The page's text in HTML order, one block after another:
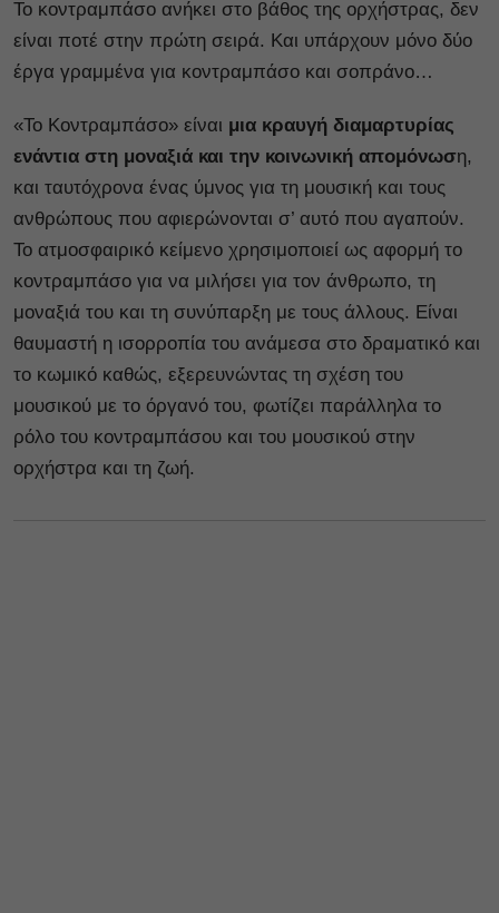
Το κοντραμπάσο ανήκει στο βάθος της ορχήστρας, δεν
είναι ποτέ στην πρώτη σειρά. Και υπάρχουν μόνο δύο
έργα γραμμένα για κοντραμπάσο και σοπράνο…
«Το Κοντραμπάσο» είναι μια κραυγή διαμαρτυρίας
ενάντια στη μοναξιά και την κοινωνική απομόνωση,
και ταυτόχρονα ένας ύμνος για τη μουσική και τους
ανθρώπους που αφιερώνονται σ’ αυτό που αγαπούν.
Το ατμοσφαιρικό κείμενο χρησιμοποιεί ως αφορμή το
κοντραμπάσο για να μιλήσει για τον άνθρωπο, τη
μοναξιά του και τη συνύπαρξη με τους άλλους. Είναι
θαυμαστή η ισορροπία του ανάμεσα στο δραματικό και
το κωμικό καθώς, εξερευνώντας τη σχέση του
μουσικού με το όργανό του, φωτίζει παράλληλα το
ρόλο του κοντραμπάσου και του μουσικού στην
ορχήστρα και τη ζωή.